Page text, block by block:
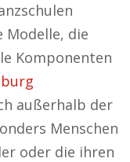
die
Komponenten
außerhalb der
Menschen
oder die ihren